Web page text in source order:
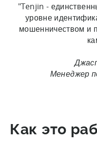
"Tenjin -
уровне
мошенничеством и
Менеджер
Как это